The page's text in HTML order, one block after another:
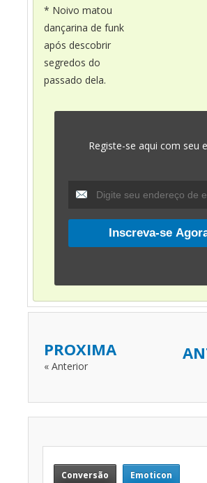
* Noivo matou
dançarina de funk
após descobrir
segredos do
passado dela.
Registe-se aqui com seu
PROXIMA
« Anterior
Conversão Emoticon